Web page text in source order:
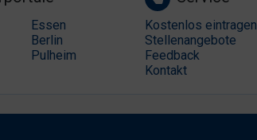
Essen
Berlin
Pulheim
Kostenlos eintragen
Stellenangebote
Feedback
Kontakt